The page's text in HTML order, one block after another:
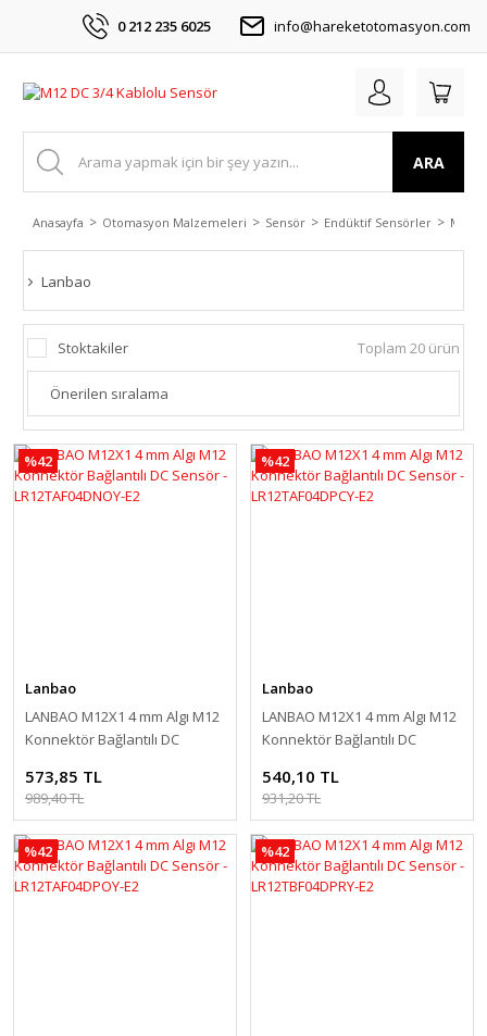
0 212 235 6025 info@hareketotomasyon.com
ARA
Anasayfa Otomasyon Malzemeleri Sensör Endüktif Sensörler M12
Lanbao
Stoktakiler Toplam 20 ürün
%42
Lanbao
LANBAO M12X1 4 mm Algı M12
Konnektör Bağlantılı DC
573,85 TL
989,40 TL
%42
Lanbao
LANBAO M12X1 4 mm Algı M12
Konnektör Bağlantılı DC
540,10 TL
931,20 TL
%42 %42